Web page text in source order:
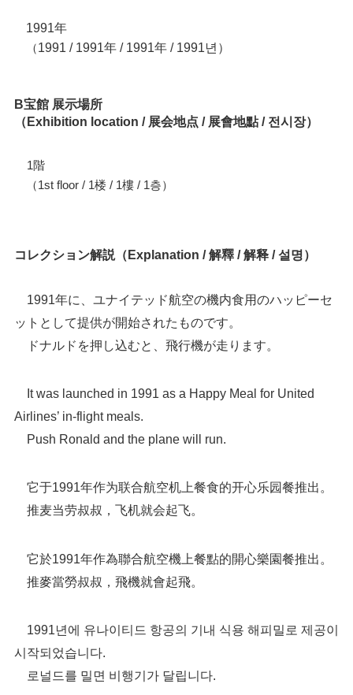
1991年
（1991 / 1991年 / 1991年 / 1991년）
B宝館 展示場所
（Exhibition location / 展会地点 / 展會地點 / 전시장）
1階
（1st floor / 1楼 / 1樓 / 1층）
コレクション解説（Explanation / 解釋 / 解释 / 설명）
1991年に、ユナイテッド航空の機内食用のハッピーセ
ットとして提供が開始されたものです。
ドナルドを押し込むと、飛行機が走ります。
It was launched in 1991 as a Happy Meal for United
Airlines’ in-flight meals.
Push Ronald and the plane will run.
它于1991年作为联合航空机上餐食的开心乐园餐推出。
推麦当劳叔叔，飞机就会起飞。
它於1991年作為聯合航空機上餐點的開心樂園餐推出。
推麥當勞叔叔，飛機就會起飛。
1991년에 유나이티드 항공의 기내 식용 해피밀로 제공이
시작되었습니다.
로널드를 밀면 비행기가 달립니다.